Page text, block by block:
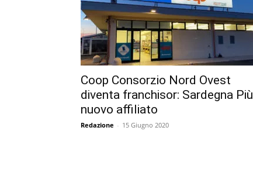
Coop Consorzio Nord Ovest
diventa franchisor: Sardegna Più
nuovo affiliato
Redazione - 15 Giugno 2020